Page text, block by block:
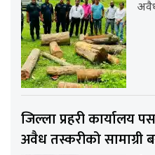
जिल्ला प्रहरी कार्यालय
अवैध तस्करीको सामाग्री